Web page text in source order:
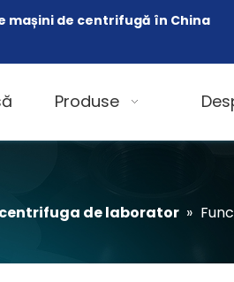
mașini de centrifugă în China
Produse
centrifuga de laborator »